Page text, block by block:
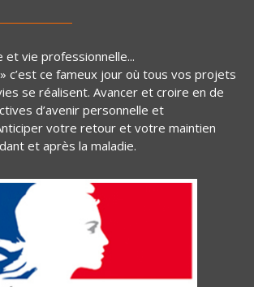
et vie professionnelle...
c’est ce fameux jour où tous vos projets
se réalisent. Avancer et croire en de
d’avenir personnelle et
votre retour et votre maintien
et après la maladie.